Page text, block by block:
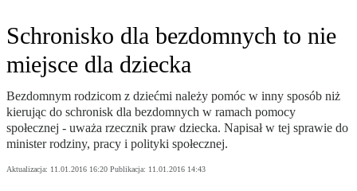
Schronisko dla bezdomnych to nie
miejsce dla dziecka
Bezdomnym rodzicom z dziećmi należy pomóc w inny sposób niż
kierując do schronisk dla bezdomnych w ramach pomocy
społecznej - uważa rzecznik praw dziecka. Napisał w tej sprawie do
minister rodziny, pracy i polityki społecznej.
Aktualizacja: 11.01.2016 16:20 Publikacja: 11.01.2016 14:43